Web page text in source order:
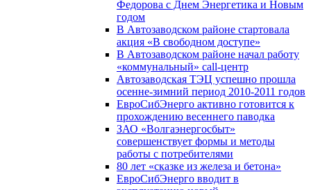
Федорова с Днем Энергетика и Новым
годом
В Автозаводском районе стартовала
акция «В свободном доступе»
В Автозаводском районе начал работу
«коммунальный» call-центр
Автозаводская ТЭЦ успешно прошла
осенне-зимний период 2010-2011 годов
ЕвроСибЭнерго активно готовится к
прохождению весеннего паводка
ЗАО «Волгаэнергосбыт»
совершенствует формы и методы
работы с потребителями
80 лет «сказке из железа и бетона»
ЕвроСибЭнерго вводит в